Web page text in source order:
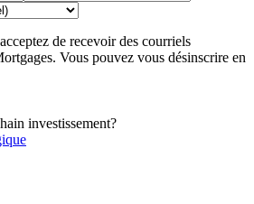
de recevoir des courriels
Vous pouvez vous désinscrire en
investissement?